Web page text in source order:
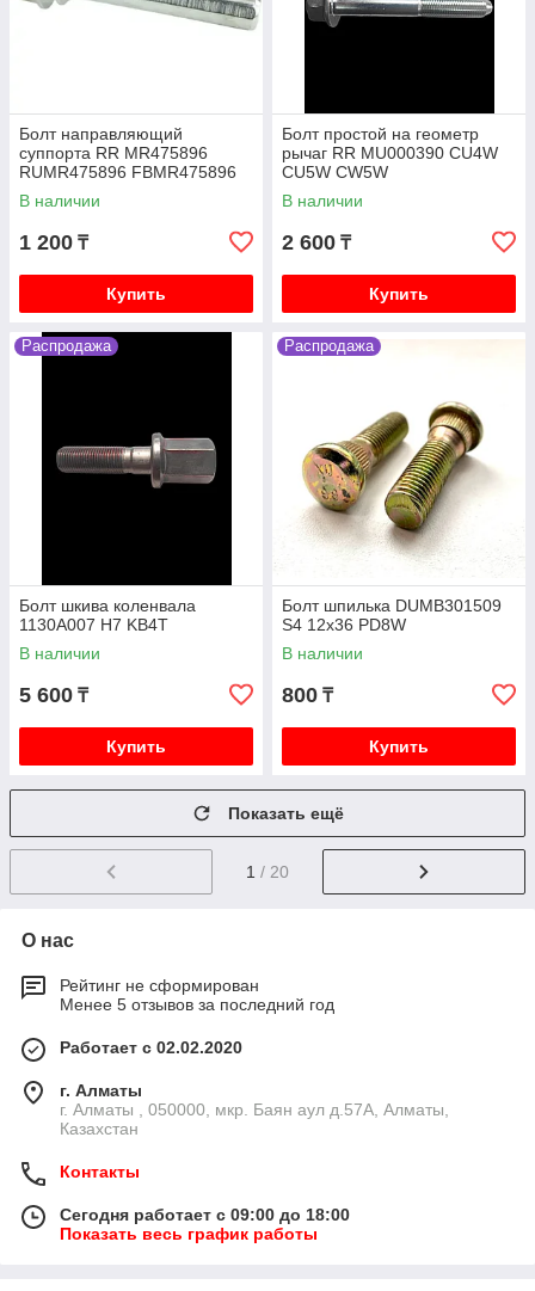
Болт направляющий
суппорта RR MR475896
RUMR475896 FBMR475896
0474-CYUPF V75W V93W
В наличии
1 200 ₸
Купить
Болт простой на геометр
рычаг RR MU000390 CU4W
CU5W CW5W
В наличии
2 600 ₸
Купить
Распродажа
Болт шкива коленвала
1130A007 H7 KB4T
В наличии
5 600 ₸
Купить
Распродажа
Болт шпилька DUMB301509
S4 12x36 PD8W
В наличии
800 ₸
Купить
Показать ещё
1 / 20
О нас
Рейтинг не сформирован
Менее 5 отзывов за последний год
Работает с 02.02.2020
г. Алматы
г. Алматы , 050000, мкр. Баян аул д.57А, Алматы,
Казахстан
Контакты
Сегодня работает с 09:00 до 18:00
Показать весь график работы